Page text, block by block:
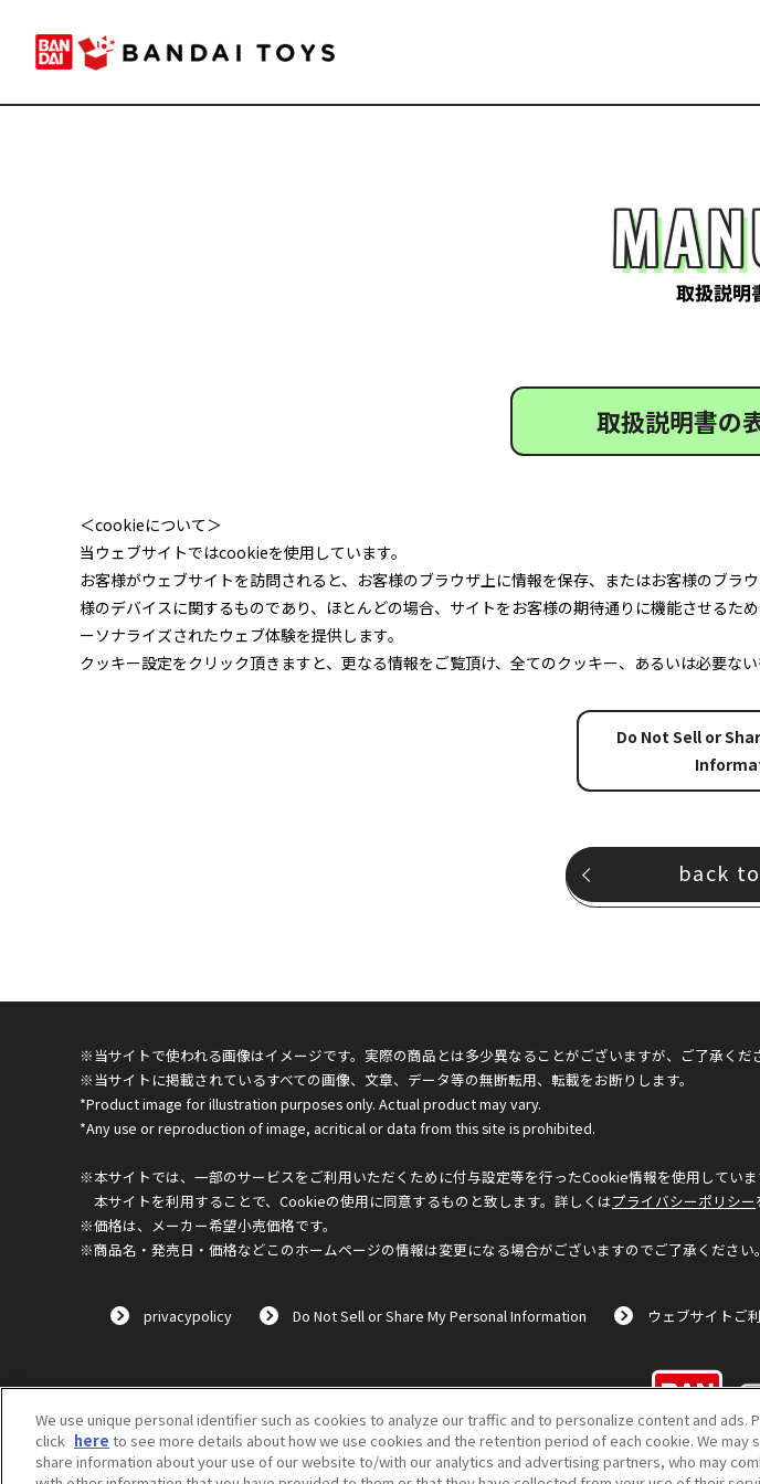
取扱説明
取扱説明書の
＜cookieについて＞
当ウェブサイトではcookieを使用しています。
お客様がウェブサイトを訪問されると、お客様のブラウザ上に情報を保存、またはお客様のブ
様のデバイスに関するものであり、ほとんどの場合、サイトをお客様の期待通りに機能させる
ーソナライズされたウェブ体験を提供します。
クッキー設定をクリック頂きますと、更なる情報をご覧頂け、全てのクッキー、あるいは必要な
Do Not Sell or
back
※当サイトで使われる画像はイメージです。実際の商品とは多少異なることがございますが、ご了承くだ
※当サイトに掲載されているすべての画像、文章、データ等の無断転用、転載をお断りします。
*Product image for illustration purposes only. Actual product may vary.
*Any use or reproduction of image, acritical or data from this site is prohibited.
※本サイトでは、一部のサービスをご利用いただくために付与設定等を行ったCookie情報を使用していま
本サイトを利用することで、Cookieの使用に同意するものと致します。詳しくはプライバシーポリシー
※価格は、メーカー希望小売価格です。
※商品名・発売日・価格などこのホームページの情報は変更になる場合がございますのでご了承ください。
privacypolicy Do Not Sell or Share My Personal Information ウェブサイトご
We use unique personal identifier such as cookies to analyze our traffic and to personalize content and ads.
click here to see more details about how we use cookies and the retention period of each cookie. We may
share information about your use of our website to/with our analytics and advertising partners, who may